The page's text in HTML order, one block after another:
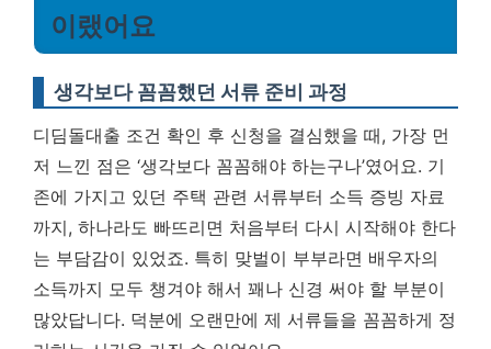
이랬어요
생각보다 꼼꼼했던 서류 준비 과정
디딤돌대출 조건 확인 후 신청을 결심했을 때, 가장 먼
저 느낀 점은 ‘생각보다 꼼꼼해야 하는구나’였어요. 기
존에 가지고 있던 주택 관련 서류부터 소득 증빙 자료
까지, 하나라도 빠뜨리면 처음부터 다시 시작해야 한다
는 부담감이 있었죠. 특히 맞벌이 부부라면 배우자의
소득까지 모두 챙겨야 해서 꽤나 신경 써야 할 부분이
많았답니다. 덕분에 오랜만에 제 서류들을 꼼꼼하게 정